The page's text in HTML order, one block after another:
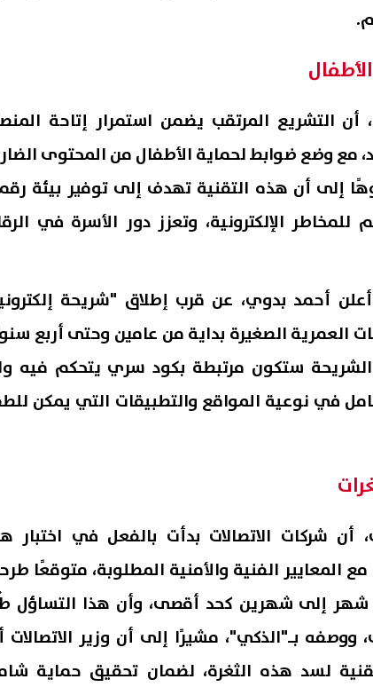
التشريع المرتقب يضمن استمرار إتاحة
مع وضع ضوابط لحماية الأطفال من المحتوى
إلى أن هذه التقنية تهدف إلى توفير بيئة
الإلكترونية، وتعزز دور الأسرة في
أحمد بدوي، عن قرب إطلاق "شريحة
العمرية الصغيرة بداية من عامين وحتى أربع
ستكون مرتبطة بكود سري يتحكم فيه
في نوعية المواقع والتطبيقات التي يمكن
شركات الاتصالات بدأت بالفعل في اختبار
المعايير الفنية والأمنية المطلوبة، متوقعًا
شهر إلى شهرين كحد أقصى، وأن هذا التساؤل
ووصفه بـ"الذكي"، مشيرًا إلى أن وزير الاتصالات
لسد هذه الثغرة، لضمان تحقيق حماية